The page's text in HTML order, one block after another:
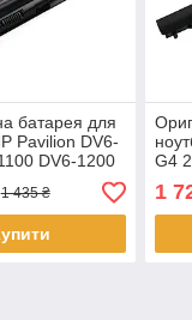
батарея для
Pavilion DV6-
DV6-1200
1 435 ₴
G4
1